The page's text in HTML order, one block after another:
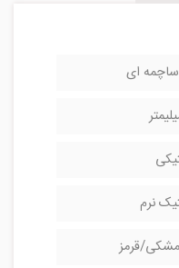
ای
نرم
قرمز